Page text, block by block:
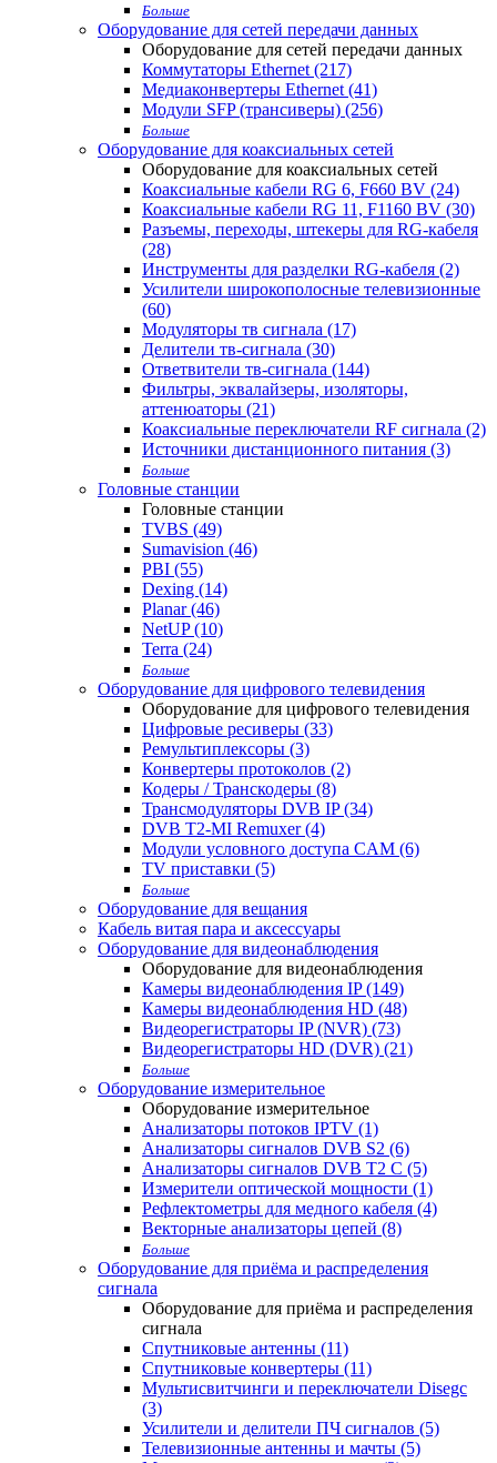
Больше
Оборудование для сетей передачи данных
Оборудование для сетей передачи данных
Коммутаторы Ethernet (217)
Медиаконвертеры Ethernet (41)
Модули SFP (трансиверы) (256)
Больше
Оборудование для коаксиальных сетей
Оборудование для коаксиальных сетей
Коаксиальные кабели RG 6, F660 BV (24)
Коаксиальные кабели RG 11, F1160 BV (30)
Разъемы, переходы, штекеры для RG-кабеля
(28)
Инструменты для разделки RG-кабеля (2)
Усилители широкополосные телевизионные
(60)
Модуляторы тв сигнала (17)
Делители тв-сигнала (30)
Ответвители тв-сигнала (144)
Фильтры, эквалайзеры, изоляторы,
аттенюаторы (21)
Коаксиальные переключатели RF сигнала (2)
Источники дистанционного питания (3)
Больше
Головные станции
Головные станции
TVBS (49)
Sumavision (46)
PBI (55)
Dexing (14)
Planar (46)
NetUP (10)
Terra (24)
Больше
Оборудование для цифрового телевидения
Оборудование для цифрового телевидения
Цифровые ресиверы (33)
Ремультиплексоры (3)
Конвертеры протоколов (2)
Кодеры / Транскодеры (8)
Трансмодуляторы DVB IP (34)
DVB T2-MI Remuxer (4)
Модули условного доступа CAM (6)
TV приставки (5)
Больше
Оборудование для вещания
Кабель витая пара и аксессуары
Оборудование для видеонаблюдения
Оборудование для видеонаблюдения
Камеры видеонаблюдения IP (149)
Камеры видеонаблюдения HD (48)
Видеорегистраторы IP (NVR) (73)
Видеорегистраторы HD (DVR) (21)
Больше
Оборудование измерительное
Оборудование измерительное
Анализаторы потоков IPTV (1)
Анализаторы сигналов DVB S2 (6)
Анализаторы сигналов DVB T2 С (5)
Измерители оптической мощности (1)
Рефлектометры для медного кабеля (4)
Векторные анализаторы цепей (8)
Больше
Оборудование для приёма и распределения
сигнала
Оборудование для приёма и распределения
сигнала
Спутниковые антенны (11)
Спутниковые конвертеры (11)
Мультисвитчинги и переключатели Disegc
(3)
Усилители и делители ПЧ сигналов (5)
Телевизионные антенны и мачты (5)